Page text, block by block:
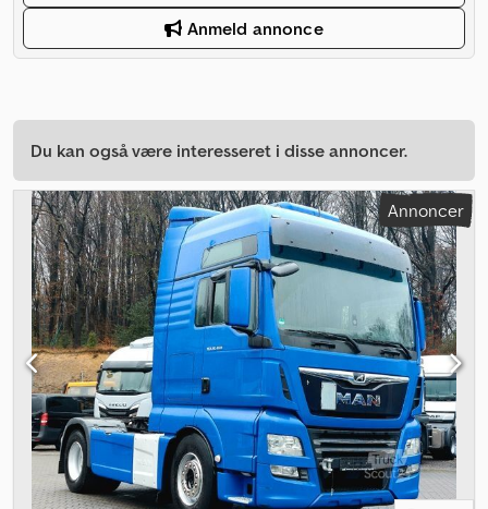
Anmeld annonce
Du kan også være interesseret i disse annoncer.
Annoncer